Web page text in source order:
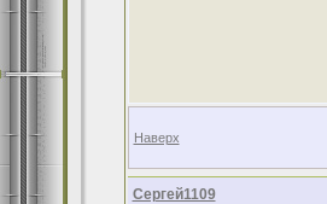
Наверх
Сергей1109